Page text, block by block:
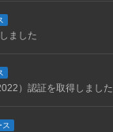
ました
）認証を取得しました
ス